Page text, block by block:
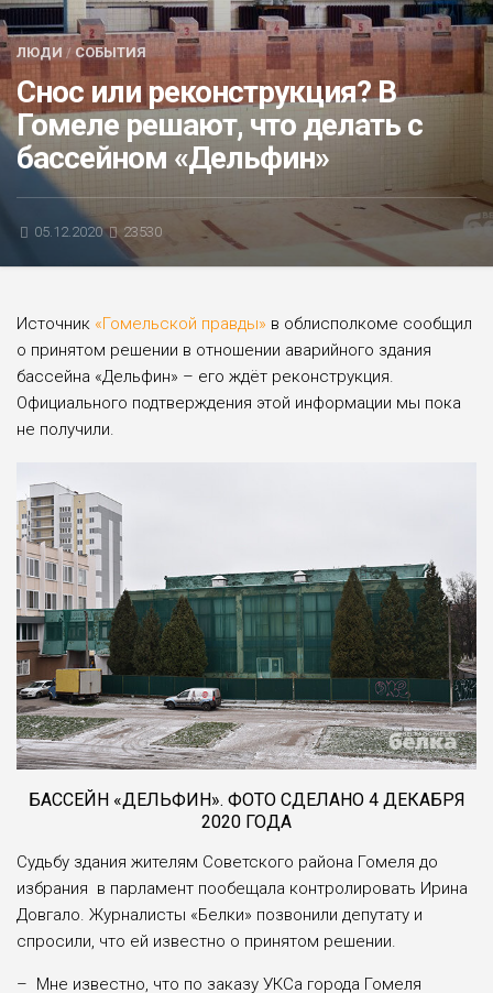
БЛИЦ-ОПРОС
АФИША
ЛЮДИ / СОБЫТИЯ
Снос или реконструкция? В
Гомеле решают, что делать с
бассейном «Дельфин»
05.12.2020 23530
Источник «Гомельской правды» в облисполкоме сообщил
о принятом решении в отношении аварийного здания
бассейна «Дельфин» – его ждёт реконструкция.
Официального подтверждения этой информации мы пока
не получили.
БАССЕЙН «ДЕЛЬФИН». ФОТО СДЕЛАНО 4 ДЕКАБРЯ
2020 ГОДА
Судьбу здания жителям Советского района Гомеля до
избрания в парламент пообещала контролировать Ирина
Довгало. Журналисты «Белки» позвонили депутату и
спросили, что ей известно о принятом решении.
– Мне известно, что по заказу УКСа города Гомеля